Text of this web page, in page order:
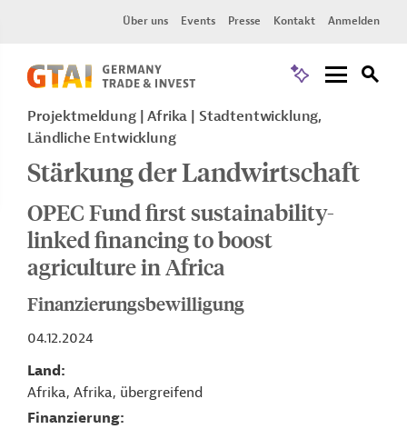
Über uns Events Presse Kontakt Anmelden
Projektmeldung Afrika
Stadtentwicklung,
Ländliche Entwicklung
Stärkung der Landwirtschaft
OPEC Fund first sustainability-
linked financing to boost
agriculture in Africa
Finanzierungsbewilligung
04.12.2024
Land
Afrika, Afrika, übergreifend
Finanzierung